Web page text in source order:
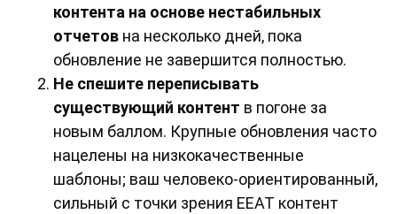
контента на основе нестабильных
отчетов на несколько дней, пока
обновление не завершится полностью.
Не спешите переписывать
существующий контент в погоне за
новым баллом. Крупные обновления часто
нацелены на низкокачественные
шаблоны; ваш человеко-ориентированный,
сильный с точки зрения EEAT контент